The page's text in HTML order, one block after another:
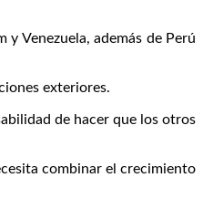
Venezuela, además de Perú
exteriores.
de hacer que los otros
combinar el crecimiento